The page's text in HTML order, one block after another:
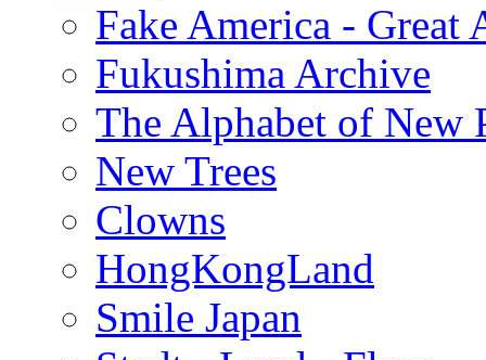
Fake America - Great
Fukushima Archive
The Alphabet of New
New Trees
Clowns
HongKongLand
Smile Japan